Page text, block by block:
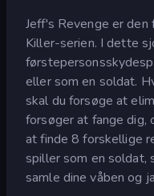
Jeff's Revenge er
Killer-serien. I dette
eller som en soldat.
skal du forsøge at
forsøger at fange dig,
at finde 8 forskellige
spiller som en soldat,
samle dine våben og